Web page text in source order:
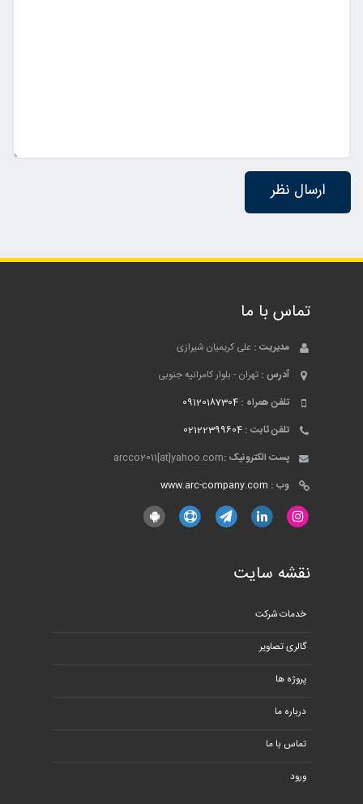
تماس با ما
مدیریت : علی کریمیان شیرازی
آدرس : تهران - بلوار کامرانیه جنوبی
تلفن همراه : 09120187304
تلفن ثابت : 02122399604
پست الکترونیک :arcco2011[at]yahoo.com
وب : www.arc-company.com
نقشه سایت
خدمات شرکت
گالری تصاویر
پروژه ها
درباره ما
تماس با ما
ورود